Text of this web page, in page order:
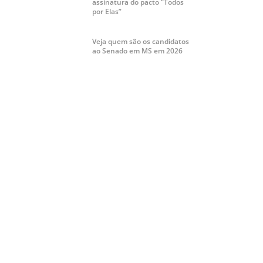
assinatura do pacto “Todos
por Elas”
Veja quem são os candidatos
ao Senado em MS em 2026